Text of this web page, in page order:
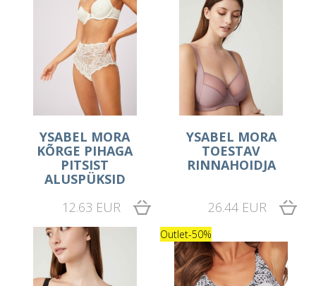
YSABEL MORA
KÕRGE PIHAGA
PITSIST
ALUSPÜKSID
12.63 EUR
YSABEL MORA
TOESTAV
RINNAHOIDJA
26.44 EUR
Outlet-50%